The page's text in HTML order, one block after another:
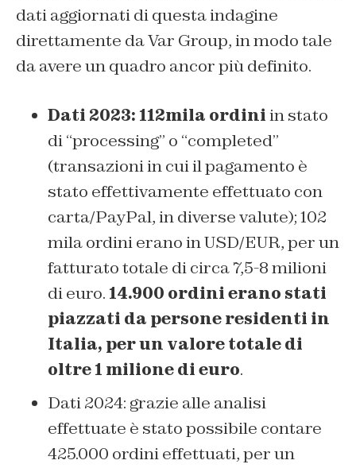
dati aggiornati di questa indagine
direttamente da Var Group, in modo tale
da avere un quadro ancor più definito.
Dati 2023: 112mila ordiniin stato
di “processing” o “completed”
(transazioni in cui il pagamento è
stato effettivamente effettuato con
carta/PayPal, in diverse valute); 102
mila ordini erano in USD/EUR, per un
fatturato totale di circa 7,5-8 milioni
di euro. 14.900 ordini erano stati
piazzati da persone residenti in
Italia, per un valore totale di
oltre 1 milione di euro.
Dati 2024: grazie alle analisi
effettuate è stato possibile contare
425.000 ordini effettuati, per un